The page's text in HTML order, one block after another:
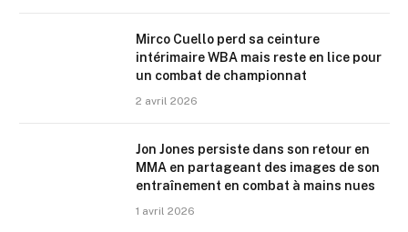
Mirco Cuello perd sa ceinture
intérimaire WBA mais reste en lice pour
un combat de championnat
2 avril 2026
Jon Jones persiste dans son retour en
MMA en partageant des images de son
entraînement en combat à mains nues
1 avril 2026